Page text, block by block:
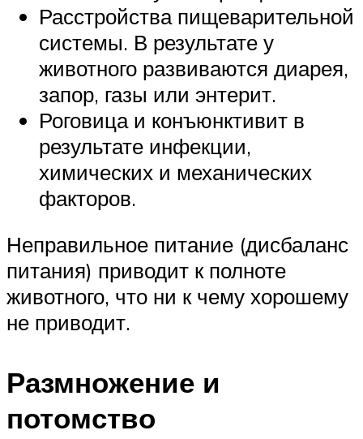
Расстройства пищеварительной
системы. В результате у
животного развиваются диарея,
запор, газы или энтерит.
Роговица и конъюнктивит в
результате инфекции,
химических и механических
факторов.
Неправильное питание (дисбаланс
питания) приводит к полноте
животного, что ни к чему хорошему
не приводит.
Размножение и
потомство